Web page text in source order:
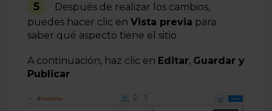
5
Después de realizar los cambios,
puedes hacer clic en Vista previa para
saber qué aspecto tiene el sitio
A continuación, haz clic en Editar, Guardar y
Publicar